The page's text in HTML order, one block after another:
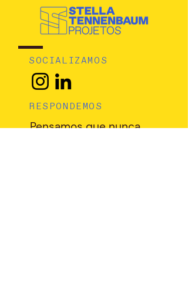
SOCIALIZAMOS
RESPONDEMOS
Pensamos que nunca